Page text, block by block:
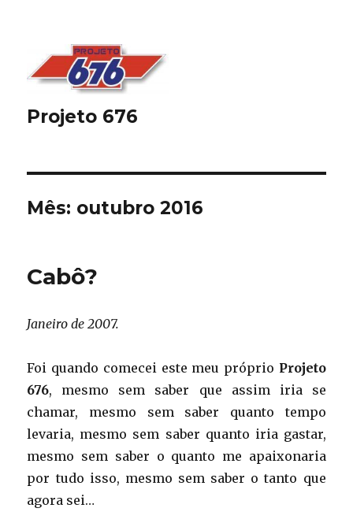
Projeto 676
Mês: outubro 2016
Cabô?
Janeiro de 2007.
Foi quando comecei este meu próprio Projeto
676, mesmo sem saber que assim iria se
chamar, mesmo sem saber quanto tempo
levaria, mesmo sem saber quanto iria gastar,
mesmo sem saber o quanto me apaixonaria
por tudo isso, mesmo sem saber o tanto que
agora sei…